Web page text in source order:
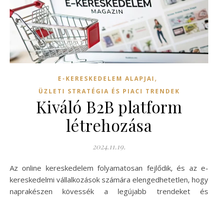
E-KERESKEDELEM ALAPJAI ,
ÜZLETI STRATÉGIA ÉS PIACI TRENDEK
Kiváló B2B platform
létrehozása
2024.11.19.
Az online kereskedelem folyamatosan fejlődik, és az e-
kereskedelmi vállalkozások számára elengedhetetlen, hogy
naprakészen kövessék a legújabb trendeket és